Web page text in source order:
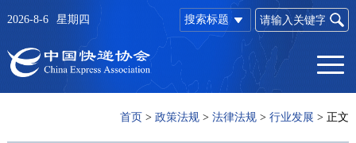
搜索标题
2026-8-6 星期四
首页 >政策法规 >法律法规 >行业发展 > 正文